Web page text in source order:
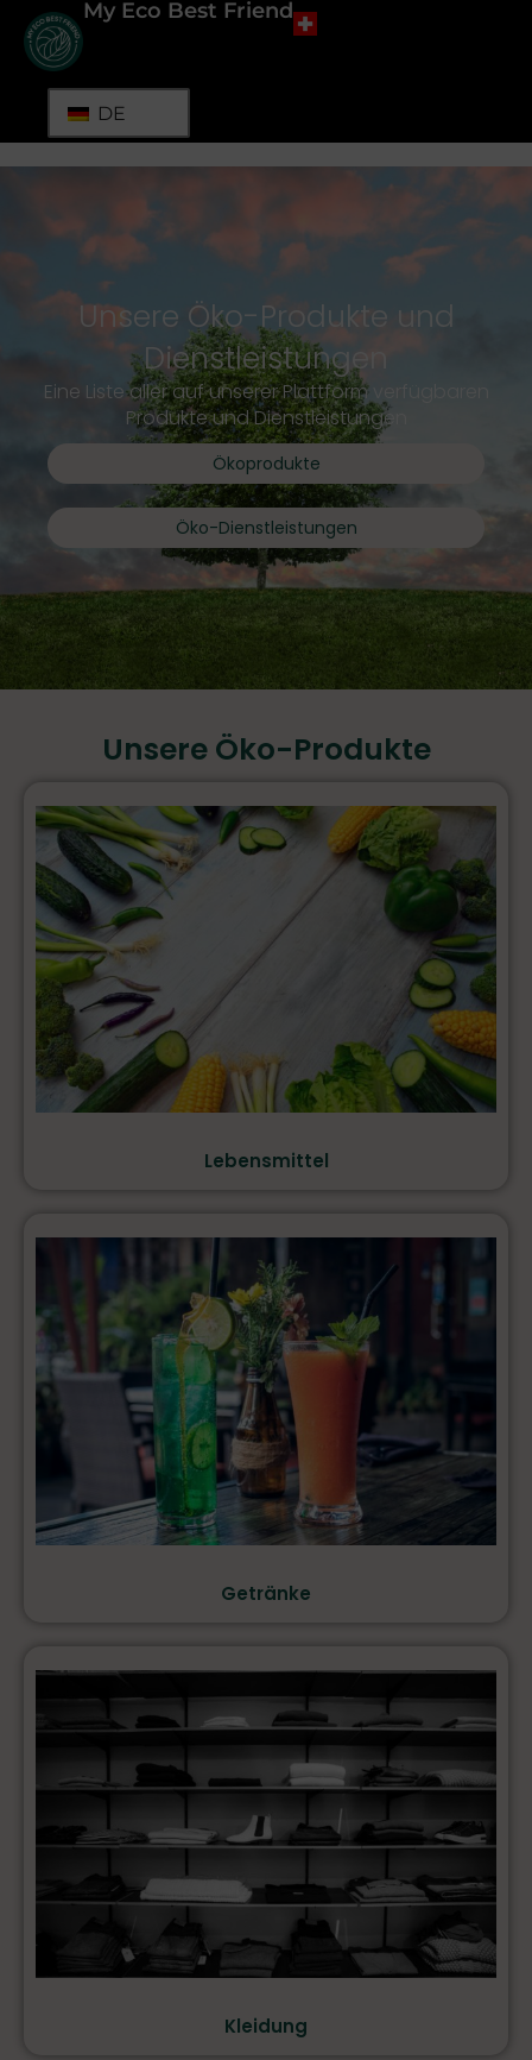
My Eco Best Friend
DE
Unsere Öko-Produkte und
Dienstleistungen
Eine Liste aller auf unserer Plattform verfügbaren
Produkte und Dienstleistungen
Ökoprodukte
Öko-Dienstleistungen
Unsere Öko-Produkte
Lebensmittel
Getränke
Kleidung